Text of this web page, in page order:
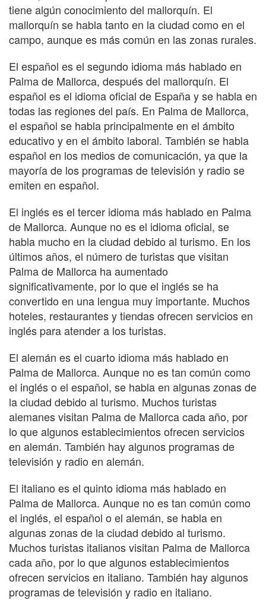
tiene algún conocimiento del mallorquín. El
mallorquín se habla tanto en la ciudad como en el
campo, aunque es más común en las zonas rurales.
El español es el segundo idioma más hablado en
Palma de Mallorca, después del mallorquín. El
español es el idioma oficial de España y se habla en
todas las regiones del país. En Palma de Mallorca,
el español se habla principalmente en el ámbito
educativo y en el ámbito laboral. También se habla
español en los medios de comunicación, ya que la
mayoría de los programas de televisión y radio se
emiten en español.
El inglés es el tercer idioma más hablado en Palma
de Mallorca. Aunque no es el idioma oficial, se
habla mucho en la ciudad debido al turismo. En los
últimos años, el número de turistas que visitan
Palma de Mallorca ha aumentado
significativamente, por lo que el inglés se ha
convertido en una lengua muy importante. Muchos
hoteles, restaurantes y tiendas ofrecen servicios en
inglés para atender a los turistas.
El alemán es el cuarto idioma más hablado en
Palma de Mallorca. Aunque no es tan común como
el inglés o el español, se habla en algunas zonas de
la ciudad debido al turismo. Muchos turistas
alemanes visitan Palma de Mallorca cada año, por
lo que algunos establecimientos ofrecen servicios
en alemán. También hay algunos programas de
televisión y radio en alemán.
El italiano es el quinto idioma más hablado en
Palma de Mallorca. Aunque no es tan común como
el inglés, el español o el alemán, se habla en
algunas zonas de la ciudad debido al turismo.
Muchos turistas italianos visitan Palma de Mallorca
cada año, por lo que algunos establecimientos
ofrecen servicios en italiano. También hay algunos
programas de televisión y radio en italiano.